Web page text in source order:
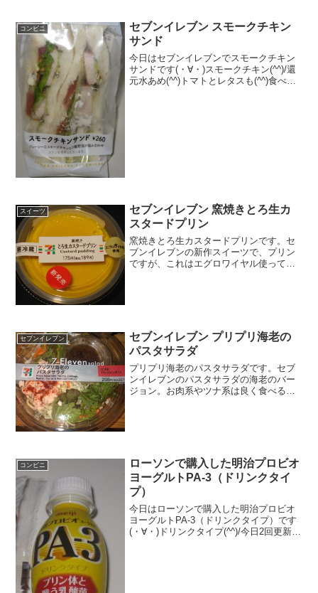
コンビニ
セブンイレブン スモークチキン
サンド
今日はセブンイレブンでスモークチキン
サンドです(・∀・)スモークチキン(^^)/還
元水あめ(^^)トマトとレタスも(^^)食べた
スイーツ
セブンイレブン 窯焼きとろ生カ
スタードプリン
窯焼きとろ生カスタードプリンです。セ
ブンイレブンの新作スイーツで、プリン
ですが、これはエグロワイヤル使ってい
セブンイレブン
セブンイレブン プリプリ海老の
パスタサラダ
プリプリ海老のパスタサラダです。セブ
ンイレブンのパスタサラダの海老のバー
ジョン。お肉系やツナ系は良く食べるの
コンビニ
ローソンで購入した明治プロビオ
ヨーグルトPA-3（ドリンクタイ
プ）
今日はローソンで購入した明治プロビオ
ヨーグルトPA-3（ドリンクタイプ）です
(・∀・)ドリンクタイプ(^^)/今日2回更新の